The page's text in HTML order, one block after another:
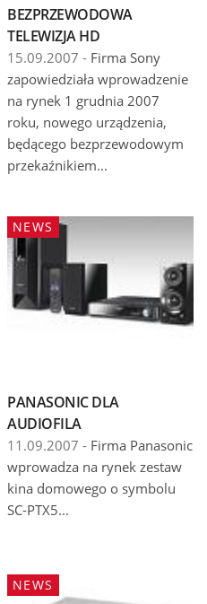
BEZPRZEWODOWA
TELEWIZJA HD
15.09.2007 - Firma Sony
zapowiedziała wprowadzenie
na rynek 1 grudnia 2007
roku, nowego urządzenia,
będącego bezprzewodowym
przekaźnikiem...
PANASONIC DLA
AUDIOFILA
11.09.2007 - Firma Panasonic
wprowadza na rynek zestaw
kina domowego o symbolu
SC-PTX5...
NEWS
NEWS